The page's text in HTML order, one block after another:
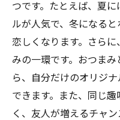
つです。たとえば、夏
ルが人気で、冬になる
恋しくなります。さら
みの一環です。おつま
ら、自分だけのオリジ
できます。また、同じ
く、友人が増えるチャ